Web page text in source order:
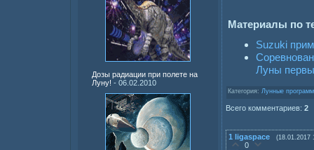
Дозы радиации при полете на
Луну! - 06.02.2010
Материалы по
Suzuki
Луны
Категория: Лунные
Всего комментариев: 2
1 ligaspace (18.01.2017
0